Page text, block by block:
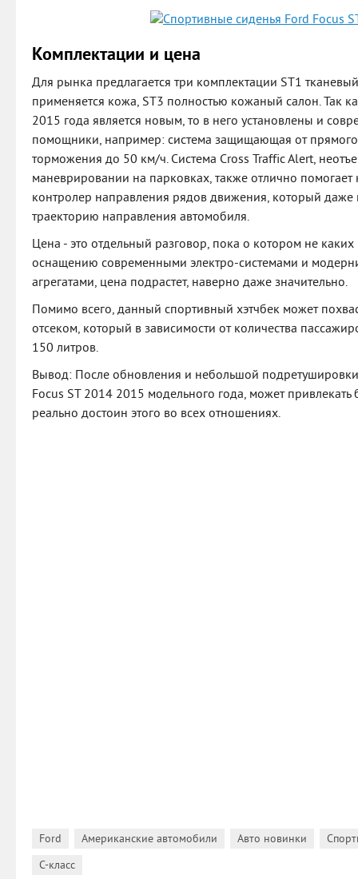
Комплектации и цена
Для рынка предлагается три комплектации ST1
применяется кожа, ST3 полностью кожаный салон. Так
2015 года является новым, то в него установлены и
помощники, например: система защищающая от
торможения до 50 км/ч. Система Cross Traffic Alert,
маневрировании на парковках, также отлично
контролер направления рядов движения, который даже
траекторию направления автомобиля.
Цена - это отдельный разговор, пока о котором не
оснащению современными электро-системами и
агрегатами, цена подрастет, наверно даже значительно.
Помимо всего, данный спортивный хэтчбек может
отсеком, который в зависимости от количества
150 литров.
Вывод: После обновления и небольшой
Focus ST 2014 2015 модельного года, может
реально достоин этого во всех отношениях.
Ford Американские автомобили Авто новинки
C-класс